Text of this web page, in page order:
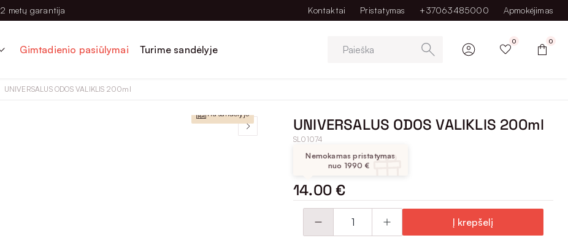
2 metų garantija Kontaktai Pristatymas +37063485000 Apmokėjimas
Gimtadienio pasiūlymai Turime sandėlyje Paieška
0 0
UNIVERSALUS ODOS VALIKLIS 200ml
Yra sandėlyje
UNIVERSALUS ODOS VALIKLIS 200ml
SL01074
Nemokamas pristatymas
nuo 1990 €
14.00 €
Į krepšelį